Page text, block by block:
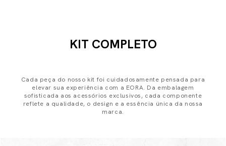
KIT COMPLETO
Cada peça do nosso kit foi cuidadosamente pensada para
elevar sua experiência com a EORA. Da embalagem
sofisticada aos acessórios exclusivos, cada componente
reflete a qualidade, o design e a essência única da nossa
marca.